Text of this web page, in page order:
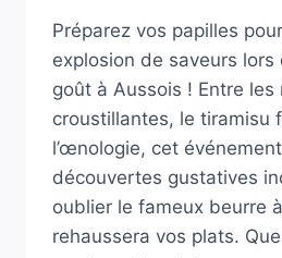
Préparez vos papilles
explosion de saveurs
goût à Aussois ! Entre les
croustillantes, le tiramisu
l’œnologie, cet
découvertes gustatives
oublier le fameux beurre
rehaussera vos plats.